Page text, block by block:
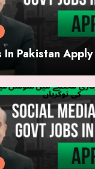
In Pakistan